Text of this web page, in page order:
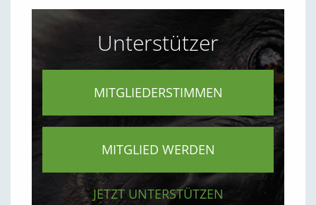
Unterstützer
MITGLIEDERSTIMMEN
MITGLIED WERDEN
JETZT UNTERSTÜTZEN